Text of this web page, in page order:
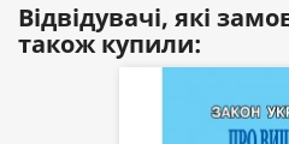
Відвідувачі, які
також купили: